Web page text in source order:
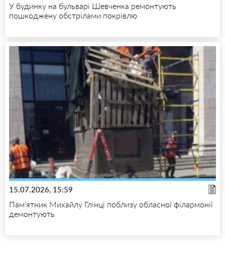
У будинку на бульварі Шевченка ремонтують
пошкоджену обстрілами покрівлю
15.07.2026, 15:59
Пам’ятник Михайлу Глінці поблизу обласної філармонії
демонтують